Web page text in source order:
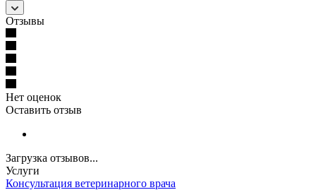
Отзывы
Нет оценок
Оставить отзыв
Загрузка отзывов...
Услуги
Консультация ветеринарного врача